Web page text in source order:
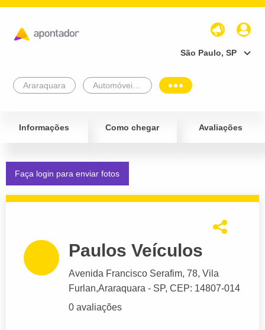
São Paulo, SP
Araraquara
Informações Como chegar Avaliações
Faça login para enviar fotos
Paulos Veículos
Avenida Francisco Serafim, 78, Vila
Furlan,Araraquara - SP, CEP: 14807-014
0 avaliações